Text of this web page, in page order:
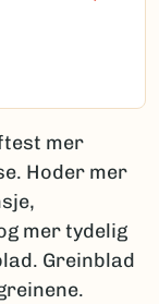
mer
Hoder mer
mer tydelig
Greinblad